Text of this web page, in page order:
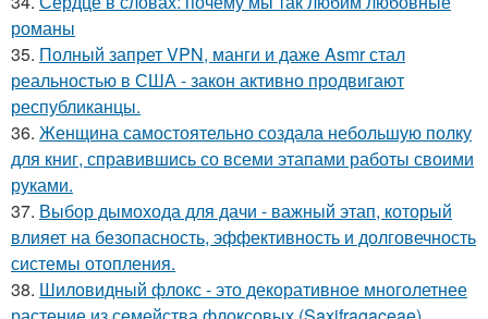
романы
35. Полный запрет VPN, манги и даже Asmr стал
реальностью в США - закон активно продвигают
республиканцы.
36. Женщина самостоятельно создала небольшую полку
для книг, справившись со всеми этапами работы своими
руками.
37. Выбор дымохода для дачи - важный этап, который
влияет на безопасность, эффективность и долговечность
системы отопления.
38. Шиловидный флокс - это декоративное многолетнее